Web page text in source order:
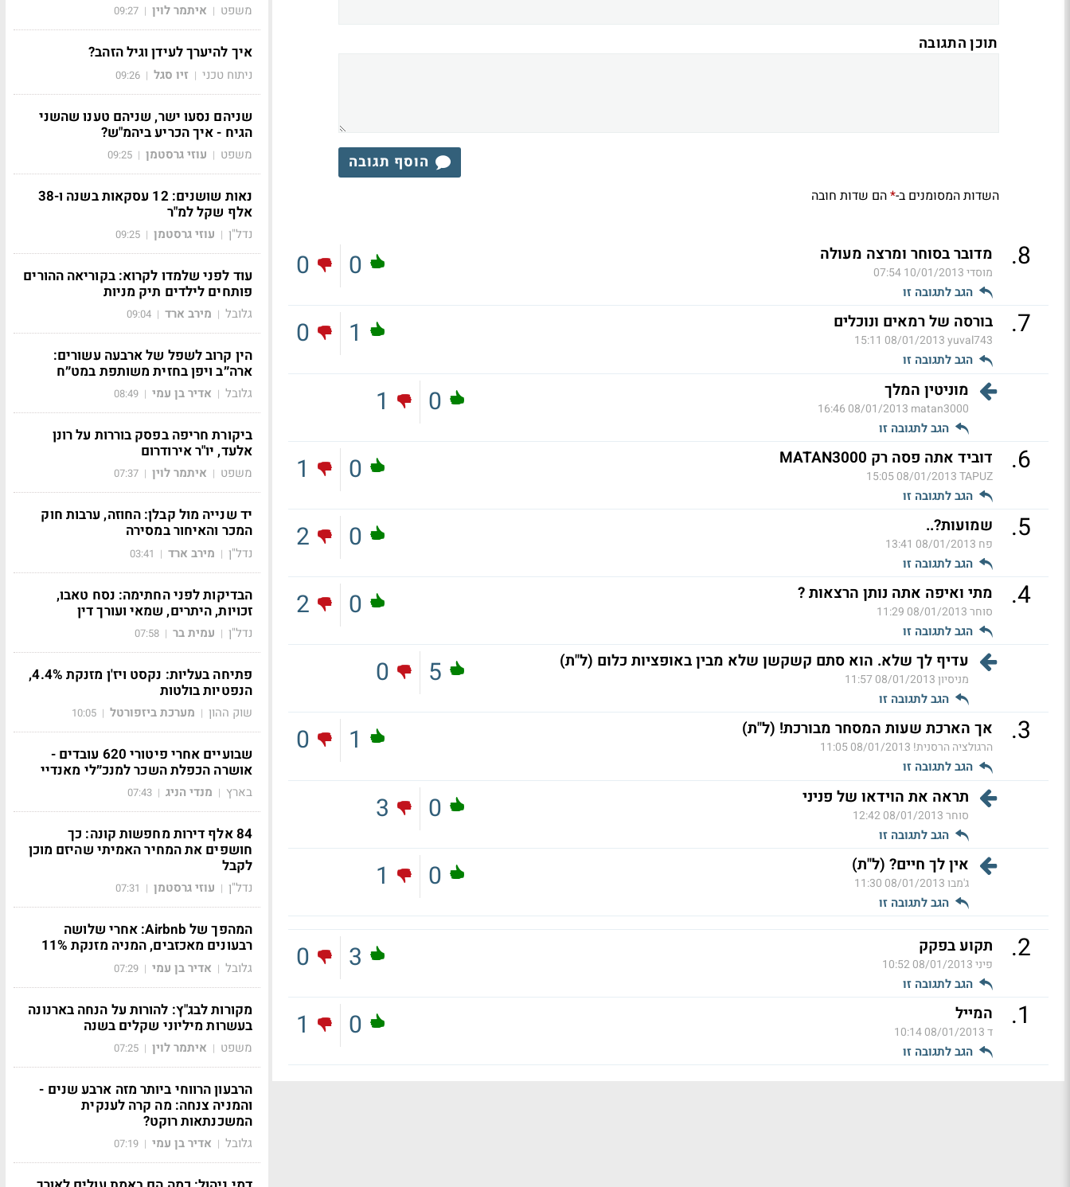
תוכן התגובה
הוסף תגובה
השדות המסומנים ב-*הם שדות חובה
8
. מדובר בסוחר ומרצה מעולה
מוסדי10/01/2013 07:54
הגב לתגובה זו
0
0
7
. בורסה של רמאים ונוכלים
yuval743
08/01/2013 15:11
הגב לתגובה זו
1
0
מוניטין המלך
matan3000
08/01/2013 16:46
הגב לתגובה זו
0
1
6
. דוביד אתה פסה רק MATAN3000
TAPUZ
08/01/2013 15:05
הגב לתגובה זו
0
1
5
. שמועות?..
פח 08/01/2013 13:41
הגב לתגובה זו
0
2
4
. מתי ואיפה אתה נותן הרצאות ?
סוחר08/01/2013 11:29
הגב לתגובה זו
0
2
עדיף לך שלא. הוא סתם קשקשן שלא מבין באופציות כלום (ל"ת)
מניסיון08/01/2013 11:57
הגב לתגובה זו
5
0
3
. אך הארכת שעות המסחר מבורכת! (ל"ת)
הרגולציה הרסנית! 08/01/2013 11:05
הגב לתגובה זו
1
0
תראה את הוידאו של פניני
סוחר08/01/2013 12:42
הגב לתגובה זו
0
3
אין לך חיים? (ל"ת)
ג'מבו08/01/2013 11:30
הגב לתגובה זו
0
1
2
. תקוע בפקק
פיני08/01/2013 10:52
הגב לתגובה זו
3
0
1
. המייל
ד08/01/2013 10:14
הגב לתגובה זו
0
1
משפט | איתמר לוין |
09:27
איך להיערך לעידן וגיל הזהב?
ניתוח טכני | זיו סגל |
09:26
שניהם נסעו ישר, שניהם טענו שהשני
הגיח - איך הכריע ביהמ"ש?
משפט | עוזי גרסטמן |
09:25
נאות שושנים: 12 עסקאות בשנה ו-38
אלף שקל למ"ר
נדל"ן | עוזי גרסטמן |
09:25
עוד לפני שלמדו לקרוא: בקוריאה ההורים
פותחים לילדים תיק מניות
גלובל | מירב ארד |
09:04
הין קרוב לשפל של ארבעה עשורים:
ארה״ב ויפן בחזית משותפת במט״ח
גלובל | אדיר בן עמי |
08:49
ביקורת חריפה בפסק בוררות על רונן
אלעד, יו"ר אירודרום
משפט | איתמר לוין |
07:37
יד שנייה מול קבלן: החוזה, ערבות חוק
המכר והאיחור במסירה
נדל"ן | מירב ארד |
03:41
הבדיקות לפני החתימה: נסח טאבו,
זכויות, היתרים, שמאי ועורך דין
נדל"ן | עמית בר |
07:58
פתיחה בעליות: נקסט ויז'ן מזנקת 4.4%,
הנפטיות בולטות
שוק ההון | מערכת ביזפורטל |
10:05
שבועיים אחרי פיטורי 620 עובדים -
אושרה הכפלת השכר למנכ״לי מאנדיי
בארץ | מנדי הניג |
07:43
84 אלף דירות מחפשות קונה: כך
חושפים את המחיר האמיתי שהיזם מוכן
לקבל
נדל"ן | עוזי גרסטמן |
07:31
המהפך של Airbnb: אחרי שלושה
רבעונים מאכזבים, המניה מזנקת 11%
גלובל | אדיר בן עמי |
07:29
מקורות לבג"ץ: להורות על הנחה בארנונה
בעשרות מיליוני שקלים בשנה
משפט | איתמר לוין |
07:25
הרבעון הרווחי ביותר מזה ארבע שנים -
והמניה צנחה: מה קרה לענקית
המשכנתאות רוקט?
גלובל | אדיר בן עמי |
07:19